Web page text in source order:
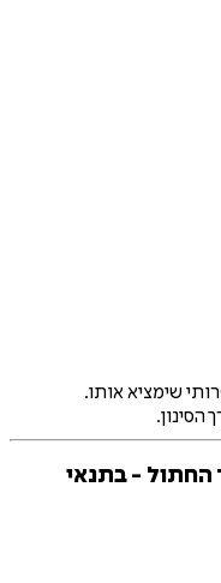
שימציא אותו.
החתול - בתנאי